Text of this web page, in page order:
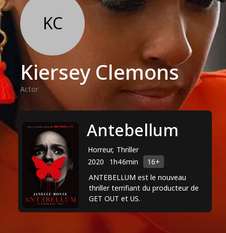
KC
Kiersey Clemons
Actor
Antebellum
Horreur, Thriller
2020
1h46min
16+
ANTEBELLUM est le nouveau
thriller terrifiant du producteur de
GET OUT et US.